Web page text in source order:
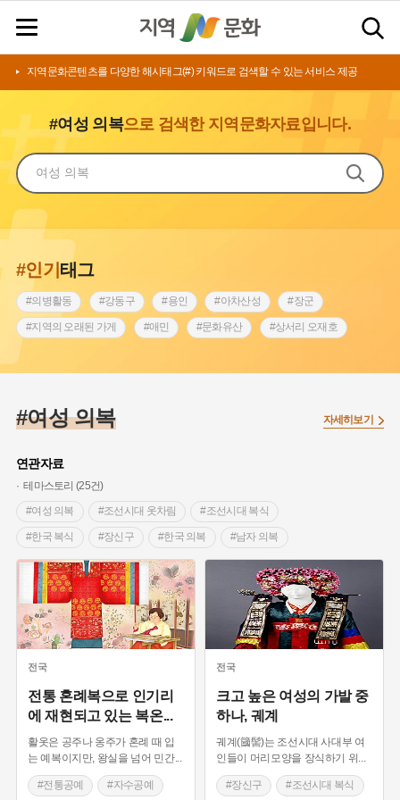
지역문화콘텐츠를 다양한 해시태그(#) 키워드로 검색할 수 있는 서비스 제공
#여성 의복으로 검색한 지역문화자료입니다.
#인기태그
#의병활동 #강동구 #용인 #아차산성 #장군
#지역의 오래된 가게 #애민 #문화유산 #상서리 오재호
#허준 #28독립선언 #지명유래
#여성독립운동가
#백년가게 #온라인 생활사박물관
#단지 #설화 #인물설화 #대한애국부인회
#고구마 #김마리아 #바위설화 #인천
#강진 #블루리본 #전설 #조선시대 문신
#여성 독립운동가 #지역의 설화 #어린이역사콘텐츠
#내시 #내성 #먼우금 #제주도설화 #영산강
#대한민국임시정부 #강서구 #종로구 #노원구
#부산 #용인의 전설
#경기도설화 #남자현 #한의학 #동화 #임시의정원
#황해도 #산성 #박물관 #공예품 #영산포
#여성 의복
연관자료
테마스토리 (25건)
#여성 의복
#조선시대 옷차림 #조선시대 복식
#한국 복식 #장신구 #한국 의복 #남자 의복
#전통 복식 #전통공예 #자수공예
#조선시대 예복 #전통 공예 기술 #전통 의복
#고려시대 복식
자세히보기
전국
전통 혼례복으로 인기리
에 재현되고 있는 복온...
활옷은 공주나 옹주가 혼례 때 입
는 예복이지만, 왕실을 넘어 민간...
#전통공예 #자수공예
전국
크고 높은 여성의 가발 중
하나, 궤계
궤계(簂髻)는 조선시대 사대부 여
인들이 머리모양을 장식하기 위
#장신구 #조선시대 복식